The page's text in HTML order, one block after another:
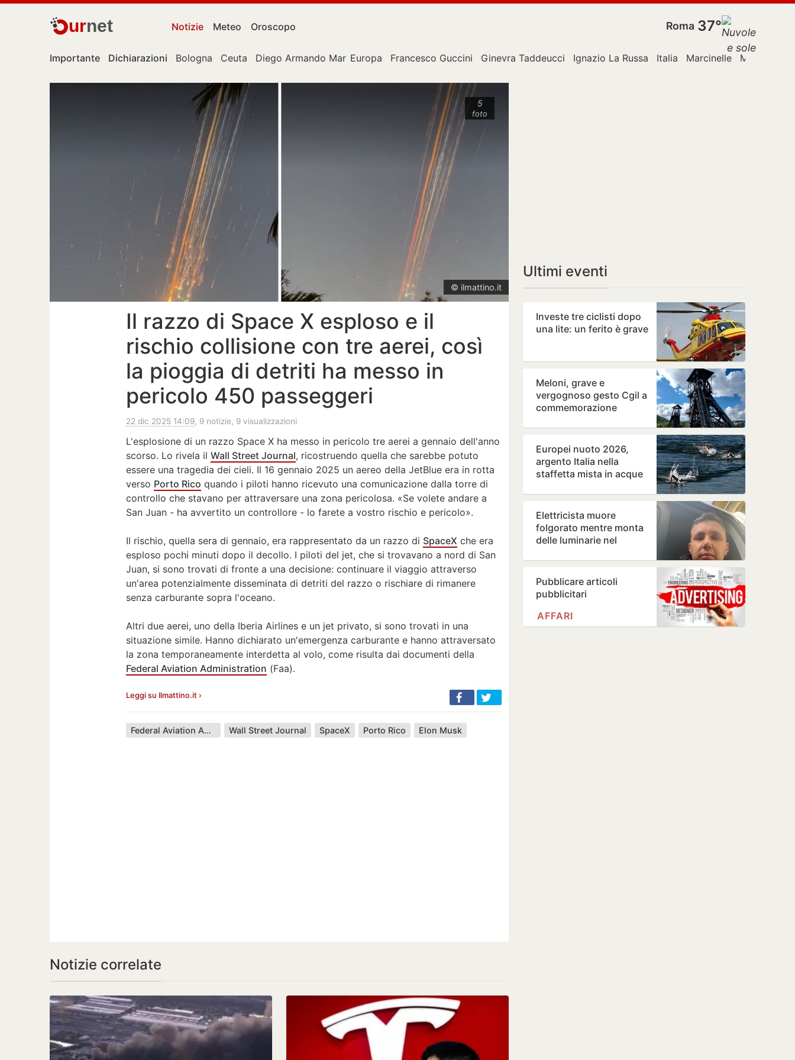
urnet Notizie Meteo Oroscopo Roma 37°
Importante Dichiarazioni Bologna Ceuta Diego Armando Maradona
Europa Francesco Guccini Ginevra Taddeucci Ignazio La Russa Italia Marcinelle Milano
5
foto
© ilmattino.it
Il razzo di Space X esploso e il
rischio collisione con tre aerei, così
la pioggia di detriti ha messo in
pericolo 450 passeggeri
22 dic 2025 14:09, 9 notizie, 9 visualizzazioni
L'esplosione di un razzo Space X ha messo in pericolo tre aerei a gennaio dell'anno
scorso. Lo rivela ilWall Street Journal, ricostruendo quella che sarebbe potuto
essere una tragedia dei cieli. Il 16 gennaio 2025 un aereo della JetBlue era in rotta
verso Porto Rico quando i piloti hanno ricevuto una comunicazione dalla torre di
controllo che stavano per attraversare una zona pericolosa. «Se volete andare a
San Juan - ha avvertito un controllore - lo farete a vostro rischio e pericolo».
Il rischio, quella sera di gennaio, era rappresentato da un razzo di SpaceX che era
esploso pochi minuti dopo il decollo. I piloti del jet, che si trovavano a nord di San
Juan, si sono trovati di fronte a una decisione: continuare il viaggio attraverso
un'area potenzialmente disseminata di detriti del razzo o rischiare di rimanere
senza carburante sopra l'oceano.
Altri due aerei, uno della Iberia Airlines e un jet privato, si sono trovati in una
situazione simile. Hanno dichiarato un'emergenza carburante e hanno attraversato
la zona temporaneamente interdetta al volo, come risulta dai documenti della
Federal Aviation Administration (Faa).
Leggi su Ilmattino.it ›
Federal Aviation Administration Wall Street Journal SpaceX Porto Rico Elon Musk
Notizie correlate
Ultimi eventi
Investe tre ciclisti dopo
una lite: un ferito è grave
Meloni, grave e
vergognoso gesto Cgil a
commemorazione
Europei nuoto 2026,
argento Italia nella
staffetta mista in acque
Elettricista muore
folgorato mentre monta
delle luminarie nel
Pubblicare articoli
pubblicitari
AFFARI